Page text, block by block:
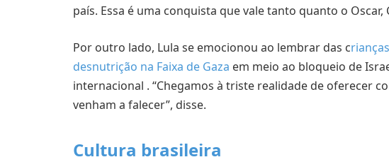
país. Essa é uma conquista que vale tanto quanto o
Por outro lado, Lula se emocionou ao lembrar das c
desnutrição na Faixa de Gaza em meio ao bloqueio de
internacional . “Chegamos à triste realidade de oferecer
venham a falecer”, disse.
Cultura brasileira